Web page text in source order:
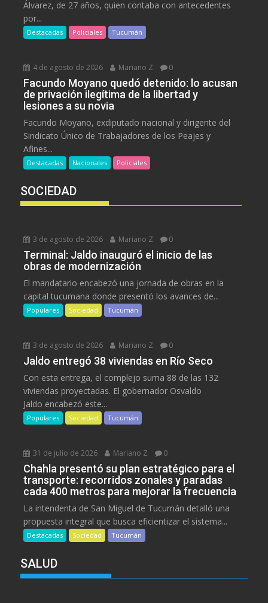
Álvarez, de 27 años, quien contaba con antecedentes
por...
Destacadas Policiales Tucumán
4 de agosto de 2026 Mariano Z 0
Facundo Moyano quedó detenido: lo acusan
de privación ilegítima de la libertad y
lesiones a su novia
Facundo Moyano, exdiputado nacional y dirigente del
Sindicato Único de Trabajadores de los Peajes y
Afines...
Destacadas Nacionales Policiales
SOCIEDAD
3 de agosto de 2026 Mariano Z 0
Terminal: Jaldo inauguró el inicio de las
obras de modernización
El mandatario encabezó una jornada de obras en la
capital tucumana donde presentó los avances de...
Populares Sociedad Tucumán
3 de agosto de 2026 Mariano Z 0
Jaldo entregó 38 viviendas en Río Seco
Con esta entrega, el complejo suma 88 de las 132
viviendas proyectadas. El gobernador Osvaldo
Jaldo encabezó este...
Populares Sociedad Tucumán
31 de julio de 2026 Mariano Z 0
Chahla presentó su plan estratégico para el
transporte: recorridos zonales y paradas
cada 400 metros para mejorar la frecuencia
La intendenta de San Miguel de Tucumán detalló una
propuesta integral que busca eficientizar el sistema...
Destacadas Sociedad Tucumán
SALUD